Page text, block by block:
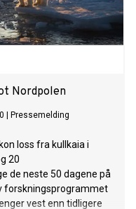
Nordpolen
Pressemelding
loss fra kullkaia i
20
de neste 50 dagene på
forskningsprogrammet
vest enn tidligere